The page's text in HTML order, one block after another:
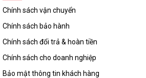
Chính sách vận chuyển
Chính sách bảo hành
Chính sách đổi trả & hoàn tiền
Chính sách cho doanh nghiệp
Bảo mật thông tin khách hàng